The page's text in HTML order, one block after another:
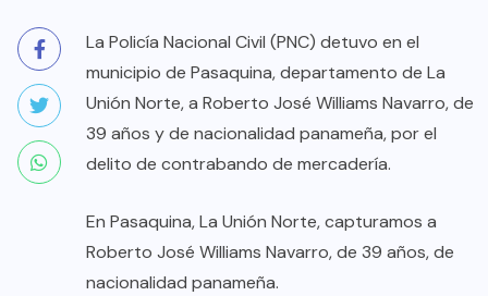
La Policía Nacional Civil (PNC) detuvo en el
municipio de Pasaquina, departamento de La
Unión Norte, a Roberto José Williams Navarro, de
39 años y de nacionalidad panameña, por el
delito de contrabando de mercadería.
En Pasaquina, La Unión Norte, capturamos a
Roberto José Williams Navarro, de 39 años, de
nacionalidad panameña.